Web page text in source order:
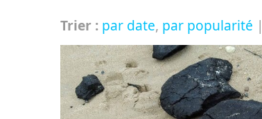
Trier : par date, par popularité |